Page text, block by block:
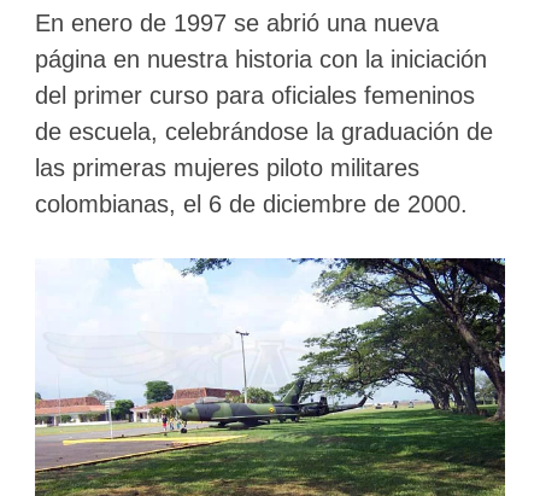
En enero de 1997 se abrió una nueva
página en nuestra historia con la iniciación
del primer curso para oficiales femeninos
de escuela, celebrándose la graduación de
las primeras mujeres piloto militares
colombianas, el 6 de diciembre de 2000.